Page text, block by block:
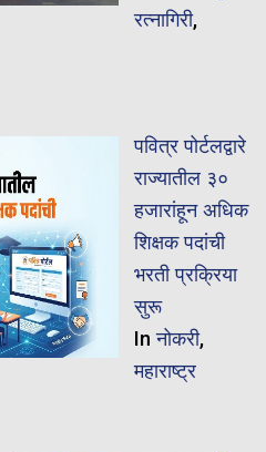
रत्नागिरी,
पवित्र पोर्टलद्वारे
राज्यातील ३०
हजारांहून अधिक
शिक्षक पदांची
भरती प्रक्रिया
सुरू
Inनोकरी,
महाराष्ट्र